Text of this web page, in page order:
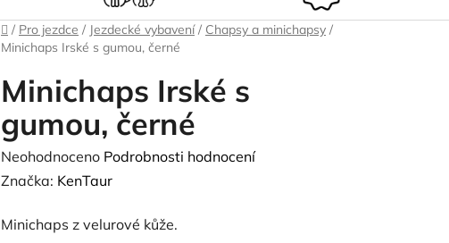
Domů
/ Pro jezdce / Jezdecké vybavení / Chapsy a minichapsy /
Minichaps Irské s gumou, černé
Minichaps Irské s
gumou, černé
Průměrné
hodnocení
je
Neohodnoceno Podrobnosti hodnocení
Značka: KenTaur
Minichaps z velurové kůže.